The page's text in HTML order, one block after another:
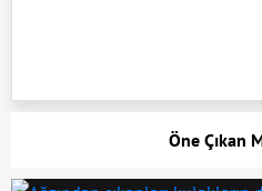
Öne Çıkan